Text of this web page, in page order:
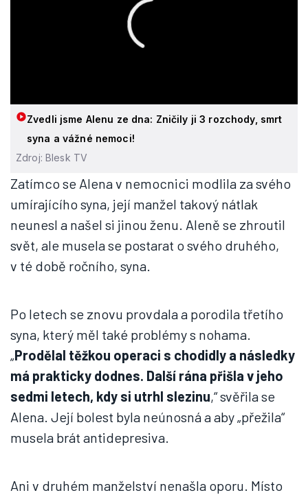
Zvedli jsme Alenu ze dna: Zničily ji 3 rozchody, smrt
syna a vážné nemoci!
Zdroj: Blesk TV
Zatímco se Alena v nemocnici modlila za svého
umírajícího syna, její manžel takový nátlak
neunesl a našel si jinou ženu. Aleně se zhroutil
svět, ale musela se postarat o svého druhého,
v té době ročního, syna.
Po letech se znovu provdala a porodila třetího
syna, který měl také problémy s nohama.
„Prodělal těžkou operaci s chodidly a následky
má prakticky dodnes. Další rána přišla v jeho
sedmi letech, kdy si utrhl slezinu,“ svěřila se
Alena. Její bolest byla neúnosná a aby „přežila“
musela brát antidepresiva.
Ani v druhém manželství nenašla oporu. Místo